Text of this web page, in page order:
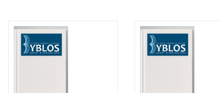
IL MIO CARRELLO
stai aggiungendo questo articolo: